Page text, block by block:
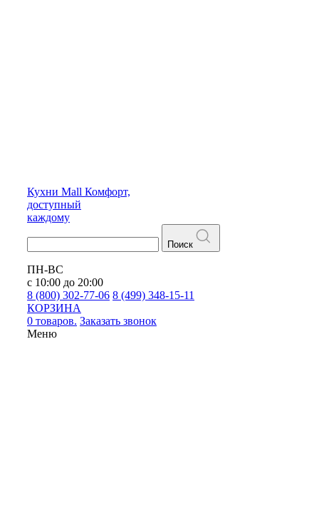
Кухни Mall Комфорт,
доступный
каждому
Поиск
ПН-ВС
с 10:00 до 20:00
8 (800) 302-77-06 8 (499) 348-15-11
КОРЗИНА
0 товаров. Заказать звонок
Меню